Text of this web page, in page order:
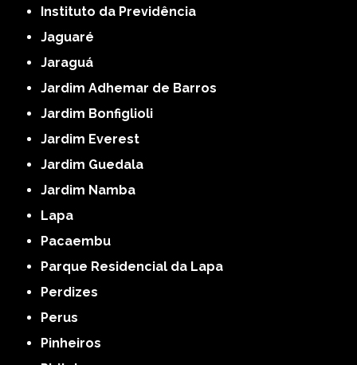
Instituto da Previdência
Jaguaré
Jaraguá
Jardim Adhemar de Barros
Jardim Bonfiglioli
Jardim Everest
Jardim Guedala
Jardim Namba
Lapa
Pacaembu
Parque Residencial da Lapa
Perdizes
Perus
Pinheiros